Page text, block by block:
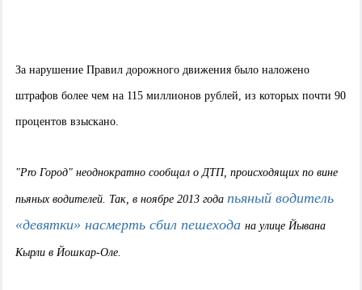
За нарушение Правил дорожного движения было наложено
штрафов более чем на 115 миллионов рублей, из которых почти 90
процентов взыскано.
"Pro Город" неоднократно сообщал о ДТП, происходящих по вине
пьяных водителей. Так, в ноябре 2013 года пьяный водитель
«девятки» насмерть сбил пешехода на улице Йывана
Кырли в Йошкар-Оле.